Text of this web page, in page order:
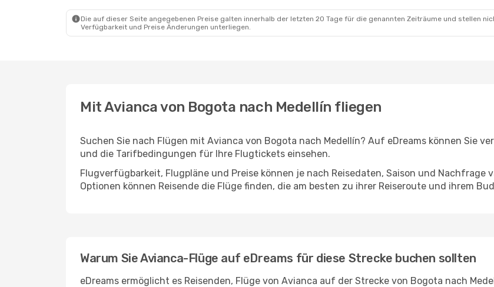
Die auf dieser Seite angegebenen Preise galten innerhalb der letzten 20 Tage für die genannten Zeiträume und stellen
Verfügbarkeit und Preise Änderungen unterliegen.
Mit Avianca von Bogota nach Medellín fliegen
Suchen Sie nach Flügen mit Avianca von Bogota nach Medellín? Auf eDreams können Sie
und die Tarifbedingungen für Ihre Flugtickets einsehen.
Flugverfügbarkeit, Flugpläne und Preise können je nach Reisedaten, Saison und Nachfrage
Optionen können Reisende die Flüge finden, die am besten zu ihrer Reiseroute und ihrem
Warum Sie Avianca-Flüge auf eDreams für diese Strecke buchen sollten
eDreams ermöglicht es Reisenden, Flüge von Avianca auf der Strecke von Bogota nach